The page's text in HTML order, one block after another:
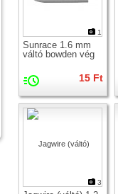
1
Sunrace 1.6 mm
váltó bowden vég
15 Ft
3